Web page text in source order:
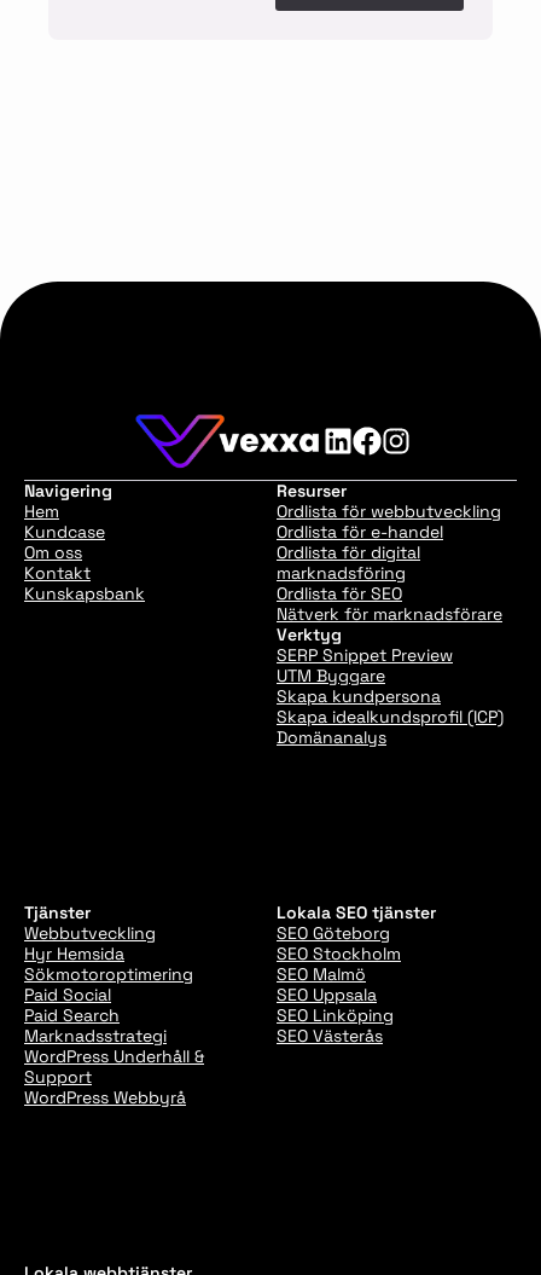
Navigering
Hem
Kundcase
Om oss
Kontakt
Kunskapsbank
Resurser
Ordlista för webbutveckling
Ordlista för e-handel
Ordlista för digital
marknadsföring
Ordlista för SEO
Nätverk för marknadsförare
Verktyg
SERP Snippet Preview
UTM Byggare
Skapa kundpersona
Skapa idealkundsprofil (ICP)
Domänanalys
Tjänster
Webbutveckling
Hyr Hemsida
Sökmotoroptimering
Paid Social
Paid Search
Marknadsstrategi
WordPress Underhåll &
Support
WordPress Webbyrå
Lokala SEO tjänster
SEO Göteborg
SEO Stockholm
SEO Malmö
SEO Uppsala
SEO Linköping
SEO Västerås